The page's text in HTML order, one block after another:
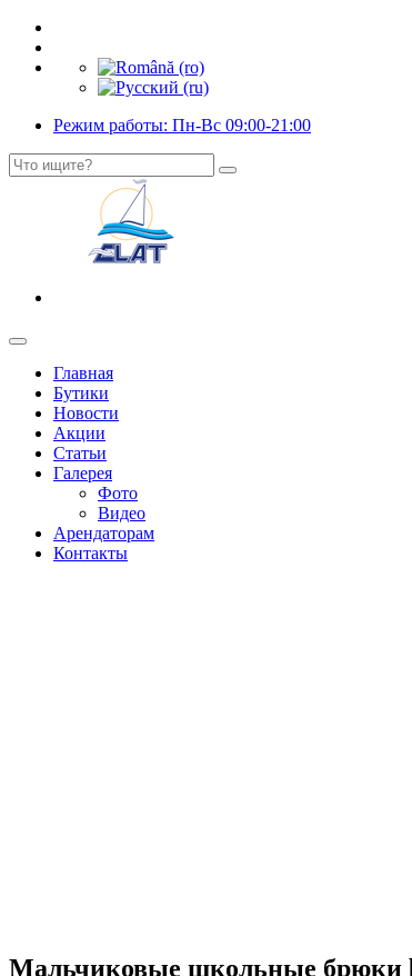
Режим работы: Пн-Вс 09:00-21:00
Главная
Бутики
Новости
Акции
Статьи
Галерея
Фото
Видео
Арендаторам
Контакты
Мальчиковые школьные брюки